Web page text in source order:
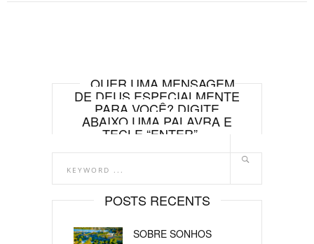
QUER UMA MENSAGEM
DE DEUS ESPECIALMENTE
PARA VOCÊ? DIGITE
ABAIXO UMA PALAVRA E
TECLE “ENTER”.
POSTS RECENTS
SOBRE SONHOS